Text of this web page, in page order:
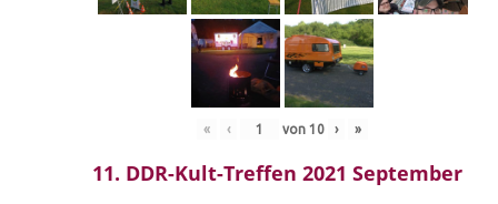
« ‹ von 10 › »
11. DDR-Kult-Treffen 2021 September